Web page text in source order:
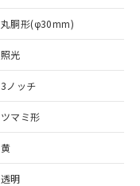
丸胴形(φ30mm)
照光
3ノッチ
ツマミ形
黄
透明